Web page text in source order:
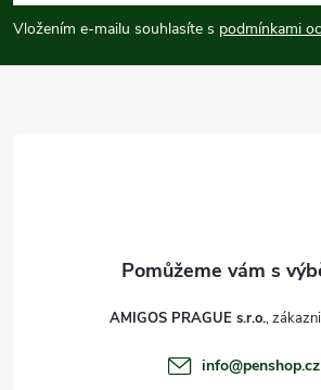
p
a
Vložením e-mailu souhlasíte s podmínkami
AMIGOS PRAGUE s.r.o.
info@penshop.cz